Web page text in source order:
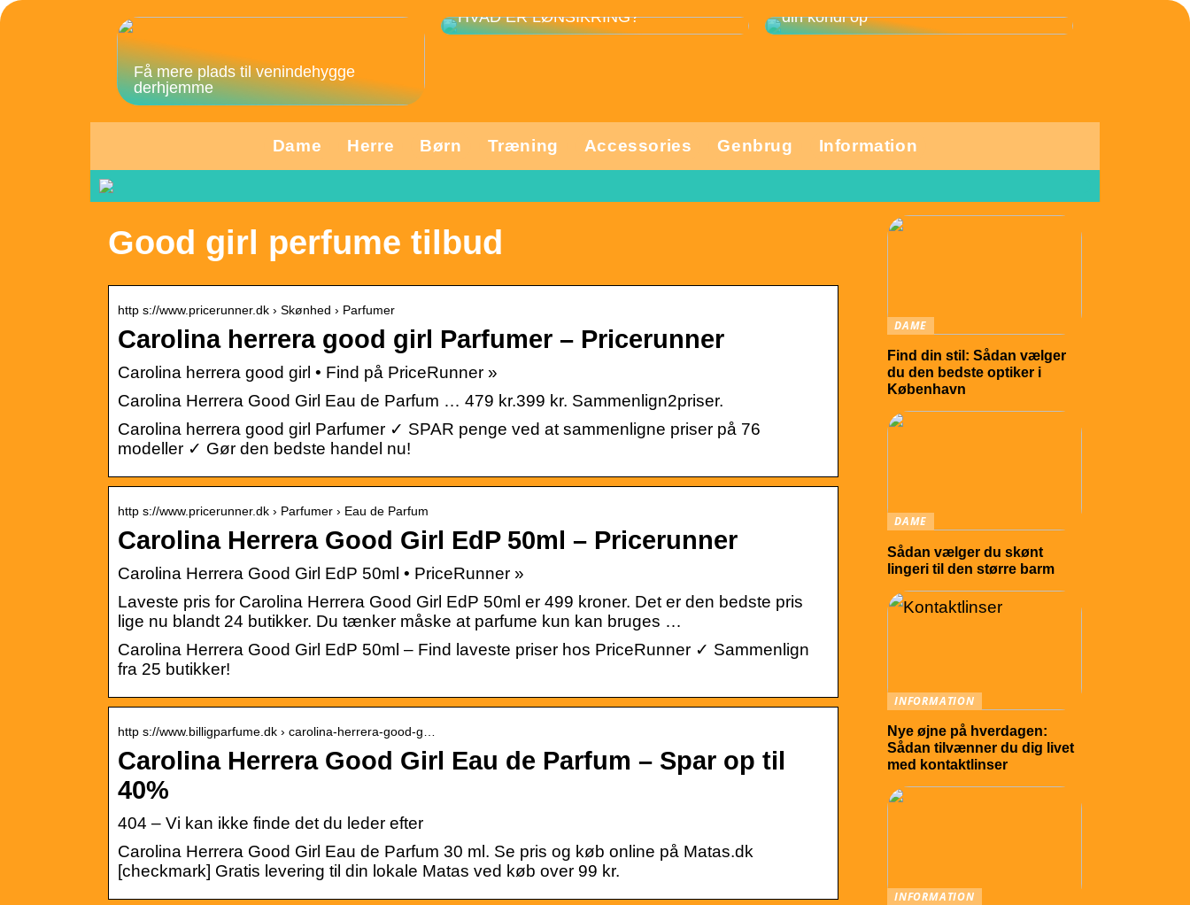
Få mere plads til venindehygge
derhjemme
HVAD ER LØNSIKRING?
din kondi op
Dame Herre Børn Træning Accessories Genbrug Information
Good girl perfume tilbud
http s://www.pricerunner.dk › Skønhed › Parfumer
Carolina herrera good girl Parfumer – Pricerunner
Carolina herrera good girl • Find på PriceRunner »
Carolina Herrera Good Girl Eau de Parfum … 479 kr.399 kr. Sammenlign2priser.
Carolina herrera good girl Parfumer ✓ SPAR penge ved at sammenligne priser på 76
modeller ✓ Gør den bedste handel nu!
http s://www.pricerunner.dk › Parfumer › Eau de Parfum
Carolina Herrera Good Girl EdP 50ml – Pricerunner
Carolina Herrera Good Girl EdP 50ml • PriceRunner »
Laveste pris for Carolina Herrera Good Girl EdP 50ml er 499 kroner. Det er den bedste pris
lige nu blandt 24 butikker. Du tænker måske at parfume kun kan bruges …
Carolina Herrera Good Girl EdP 50ml – Find laveste priser hos PriceRunner ✓ Sammenlign
fra 25 butikker!
http s://www.billigparfume.dk › carolina-herrera-good-g…
Carolina Herrera Good Girl Eau de Parfum – Spar op til
40%
404 – Vi kan ikke finde det du leder efter
Carolina Herrera Good Girl Eau de Parfum 30 ml. Se pris og køb online på Matas.dk
[checkmark] Gratis levering til din lokale Matas ved køb over 99 kr.
DAME
Find din stil: Sådan vælger
du den bedste optiker i
København
DAME
Sådan vælger du skønt
lingeri til den større barm
INFORMATION
Nye øjne på hverdagen:
Sådan tilvænner du dig livet
med kontaktlinser
INFORMATION